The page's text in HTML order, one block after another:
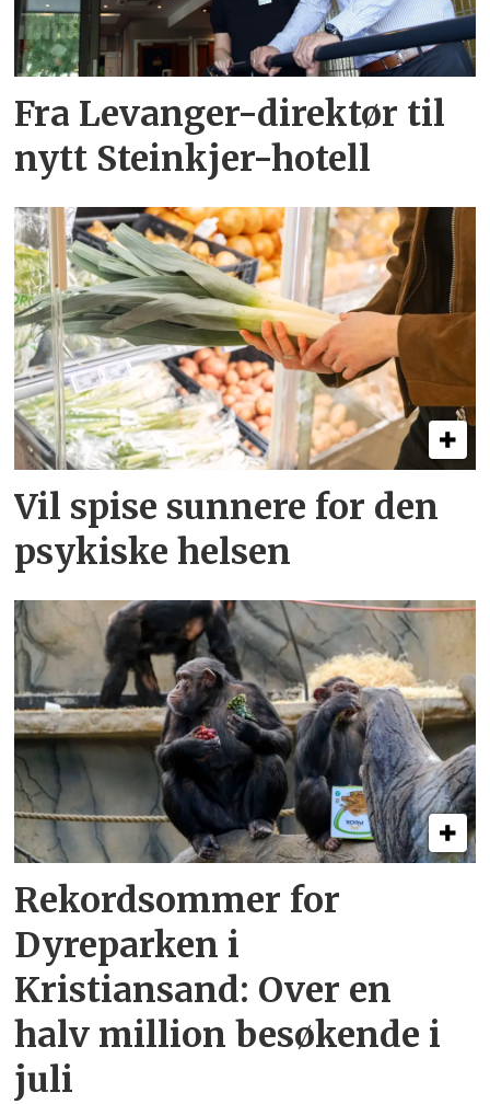
Fra Levanger-direktør til
nytt Steinkjer-hotell
Vil spise sunnere for den
psykiske helsen
Rekordsommer for
Dyreparken i
Kristiansand: Over en
halv million besøkende i
juli